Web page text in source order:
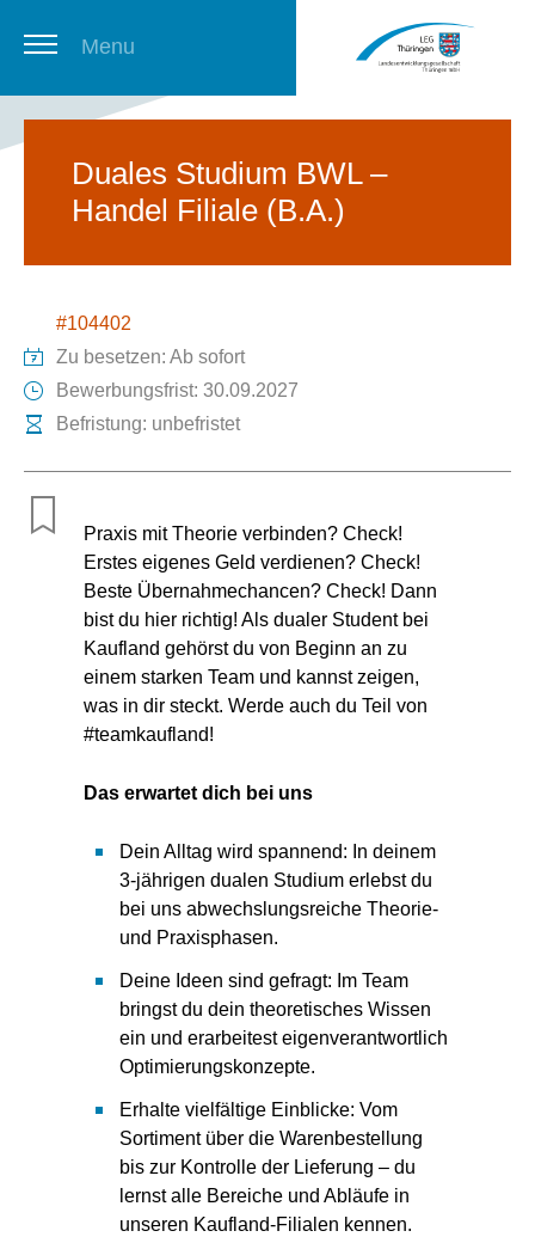
Menu
Newsletter
Duales Studium BWL –
Handel Filiale (B.A.)
#104402
Zu besetzen: Ab sofort
Bewerbungsfrist: 30.09.2027
Befristung: unbefristet
Praxis mit Theorie verbinden? Check!
Erstes eigenes Geld verdienen? Check!
Beste Übernahmechancen? Check! Dann
bist du hier richtig! Als dualer Student bei
Kaufland gehörst du von Beginn an zu
einem starken Team und kannst zeigen,
was in dir steckt. Werde auch du Teil von
#teamkaufland!
Das erwartet dich bei uns
Dein Alltag wird spannend: In deinem
3-jährigen dualen Studium erlebst du
bei uns abwechslungsreiche Theorie-
und Praxisphasen.
Deine Ideen sind gefragt: Im Team
bringst du dein theoretisches Wissen
ein und erarbeitest eigenverantwortlich
Optimierungskonzepte.
Erhalte vielfältige Einblicke: Vom
Sortiment über die Warenbestellung
bis zur Kontrolle der Lieferung – du
lernst alle Bereiche und Abläufe in
unseren Kaufland-Filialen kennen.